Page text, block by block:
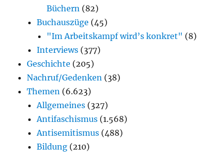
Büchern (82)
Buchauszüge (45)
"Im Arbeitskampf wird’s konkret" (8)
Interviews (377)
Geschichte (205)
Nachruf/Gedenken (38)
Themen (6.623)
Allgemeines (327)
Antifaschismus (1.568)
Antisemitismus (488)
Bildung (210)